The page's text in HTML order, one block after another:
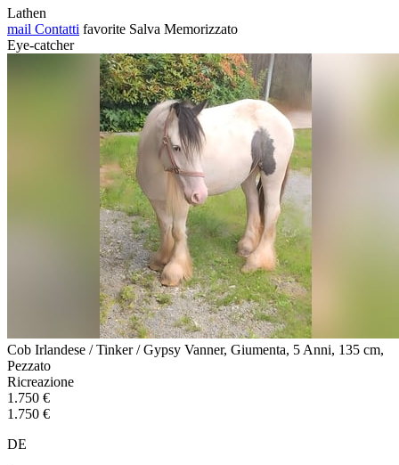
Lathen
mail Contatti favorite Salva Memorizzato
Eye-catcher
Cob Irlandese / Tinker / Gypsy Vanner, Giumenta, 5 Anni, 135 cm,
Pezzato
Ricreazione
1.750 €
1.750 €
DE